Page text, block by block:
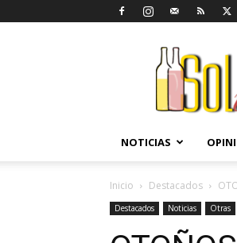
NOTICIAS
Inicio Destacados
Destacados Noticias Otras